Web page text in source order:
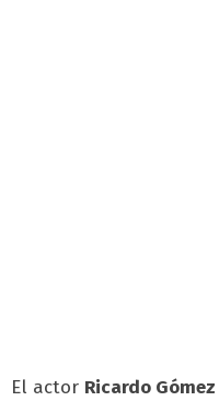
El actor Ricardo Gómez